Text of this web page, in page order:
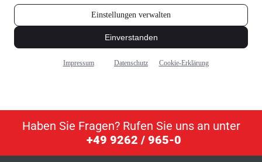
Haben Sie Fragen? Rufen Sie uns an unter
+49 9262 / 965-0